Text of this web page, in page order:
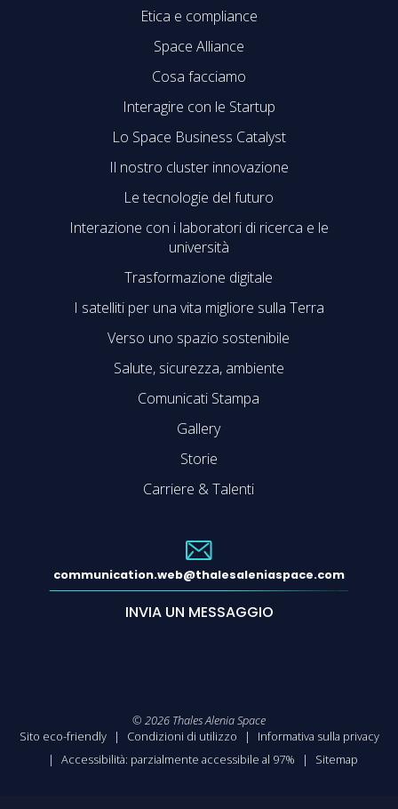
Etica e compliance
Space Alliance
Cosa facciamo
Interagire con le Startup
Lo Space Business Catalyst
Il nostro cluster innovazione
Le tecnologie del futuro
Interazione con i laboratori di ricerca e le
università
Trasformazione digitale
I satelliti per una vita migliore sulla Terra
Verso uno spazio sostenibile
Salute, sicurezza, ambiente
Comunicati Stampa
Gallery
Storie
Carriere & Talenti
communication.web@thalesaleniaspace.com
INVIA UN MESSAGGIO
© 2026 Thales Alenia Space
Sito eco-friendly
Condizioni di utilizzo
Informativa sulla privacy
Accessibilità: parzialmente accessibile al 97%
Sitemap